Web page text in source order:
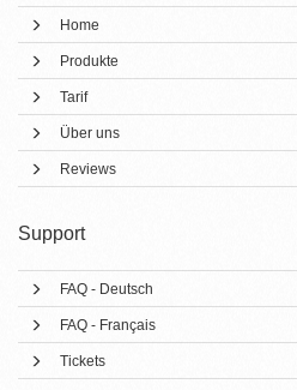
Home
Produkte
Tarif
Über uns
Reviews
Support
FAQ - Deutsch
FAQ - Français
Tickets